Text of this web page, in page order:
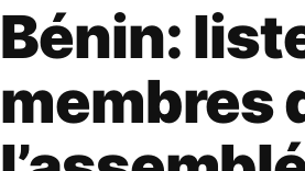
Bénin:
membres